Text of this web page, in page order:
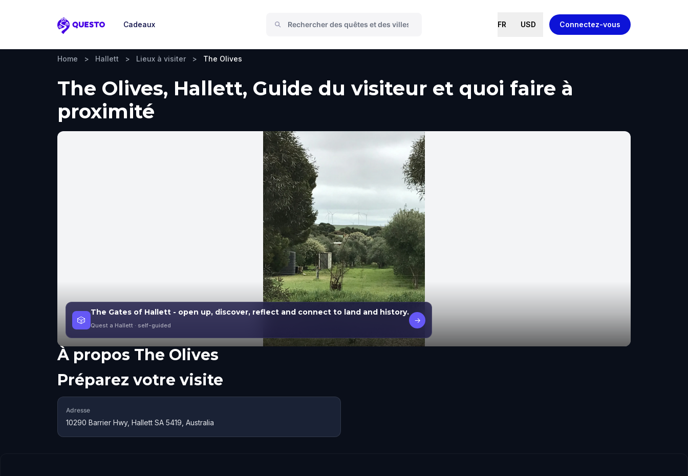
Questo
Cadeaux FR USD Connectez-vous
Home > Hallett > Lieux à visiter > The Olives
The Olives, Hallett, Guide du visiteur et quoi faire à
proximité
🎲
The Gates of Hallett - open up, discover, reflect and connect to land and history.
Quest a Hallett · self-guided
→
À propos The Olives
Préparez votre visite
Adresse
10290 Barrier Hwy, Hallett SA 5419, Australia